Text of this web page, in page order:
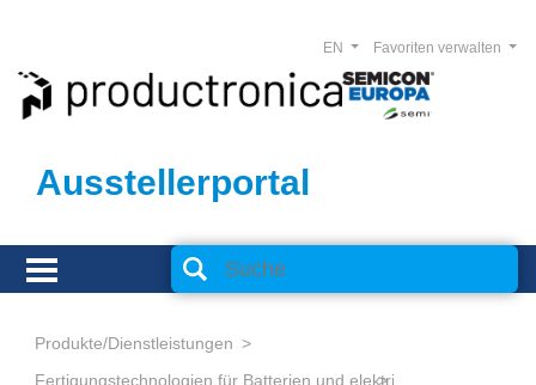
Ausstellerportal
Favoriten verwalten
EN
Produkte/Dienstleistungen
Fertigungstechnologien für Batterien und elektrische